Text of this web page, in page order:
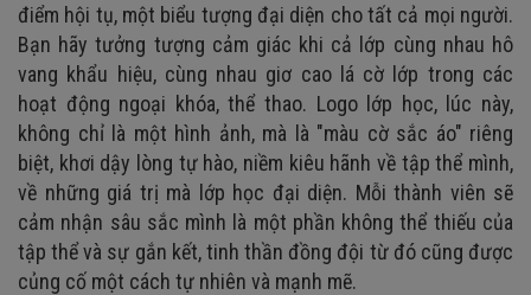
điểm hội tụ, một biểu tượng đại diện cho tất cả mọi người.
Bạn hãy tưởng tượng cảm giác khi cả lớp cùng nhau hô
vang khẩu hiệu, cùng nhau giơ cao lá cờ lớp trong các
hoạt động ngoại khóa, thể thao. Logo lớp học, lúc này,
không chỉ là một hình ảnh, mà là "màu cờ sắc áo" riêng
biệt, khơi dậy lòng tự hào, niềm kiêu hãnh về tập thể mình,
về những giá trị mà lớp học đại diện. Mỗi thành viên sẽ
cảm nhận sâu sắc mình là một phần không thể thiếu của
tập thể và sự gắn kết, tinh thần đồng đội từ đó cũng được
củng cố một cách tự nhiên và mạnh mẽ.